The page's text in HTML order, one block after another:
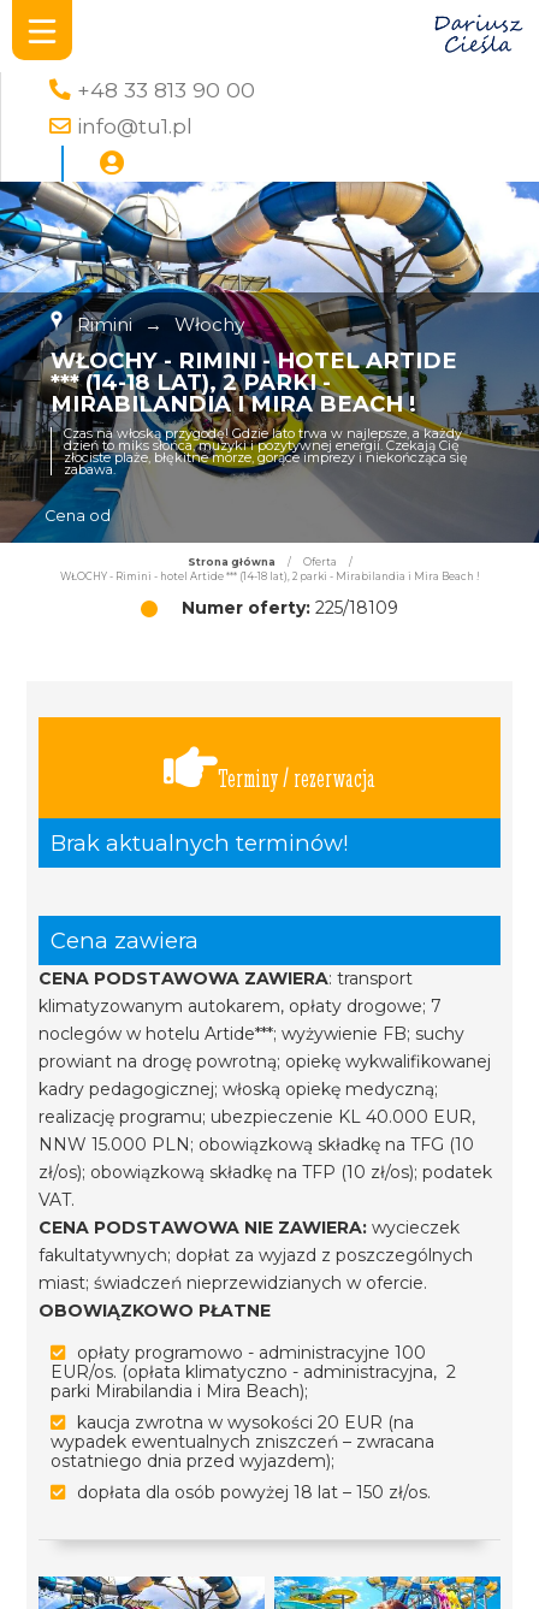
+48 33 813 90 00
info@tu1.pl
Rimini → Włochy
WŁOCHY - RIMINI - HOTEL ARTIDE
*** (14-18 LAT), 2 PARKI -
MIRABILANDIA I MIRA BEACH !
Czas na włoską przygodę! Gdzie lato trwa w najlepsze, a każdy
dzień to miks słońca, muzyki i pozytywnej energii. Czekają Cię
złociste plaże, błękitne morze, gorące imprezy i niekończąca się
zabawa.
Cena od
Strona główna / Oferta
/
WŁOCHY - Rimini - hotel Artide *** (14-18 lat), 2 parki - Mirabilandia i Mira Beach !
Numer oferty: 225/18109
Terminy / rezerwacja
Brak aktualnych terminów!
Cena zawiera
CENA PODSTAWOWA ZAWIERA: transport
klimatyzowanym autokarem, opłaty drogowe; 7
noclegów w hotelu Artide***; wyżywienie FB; suchy
prowiant na drogę powrotną; opiekę wykwalifikowanej
kadry pedagogicznej; włoską opiekę medyczną;
realizację programu; ubezpieczenie KL 40.000 EUR,
NNW 15.000 PLN; obowiązkową składkę na TFG (10
zł/os); obowiązkową składkę na TFP (10 zł/os); podatek
VAT.
CENA PODSTAWOWA NIE ZAWIERA: wycieczek
fakultatywnych; dopłat za wyjazd z poszczególnych
miast; świadczeń nieprzewidzianych w ofercie.
OBOWIĄZKOWO PŁATNE
opłaty programowo - administracyjne 100
EUR/os. (opłata klimatyczno - administracyjna, 2
parki Mirabilandia i Mira Beach);
kaucja zwrotna w wysokości 20 EUR (na
wypadek ewentualnych zniszczeń – zwracana
ostatniego dnia przed wyjazdem);
dopłata dla osób powyżej 18 lat – 150 zł/os.